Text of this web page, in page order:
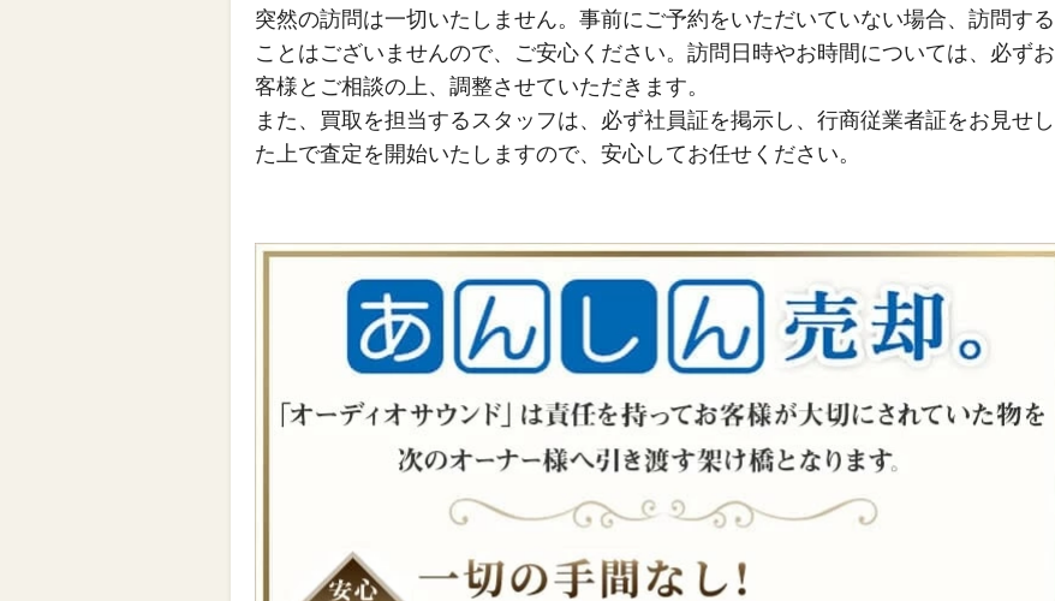
突然の訪問は一切いたしません。事前にご予約をいただいていない場合、訪問する
ことはございませんので、ご安心ください。訪問日時やお時間については、必ずお
客様とご相談の上、調整させていただきます。
また、買取を担当するスタッフは、必ず社員証を掲示し、行商従業者証をお見せし
た上で査定を開始いたしますので、安心してお任せください。